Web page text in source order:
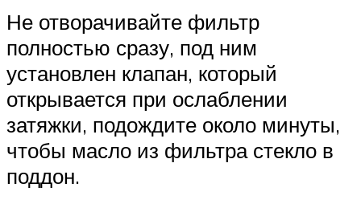
Не отворачивайте фильтр
полностью сразу, под ним
установлен клапан, который
открывается при ослаблении
затяжки, подождите около минуты,
чтобы масло из фильтра стекло в
поддон.